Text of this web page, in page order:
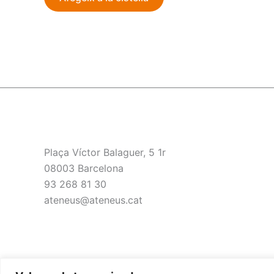
Plaça Víctor Balaguer, 5 1r
08003 Barcelona
93 268 81 30
ateneus@ateneus.cat